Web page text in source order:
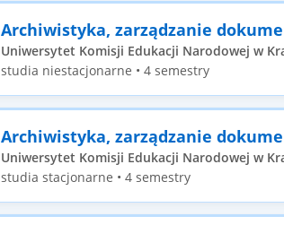
Archiwistyka, zarządzanie
Uniwersytet Komisji Edukacji Narodowej w
studia niestacjonarne • 4 semestry
Archiwistyka, zarządzanie
Uniwersytet Komisji Edukacji Narodowej w
studia stacjonarne • 4 semestry